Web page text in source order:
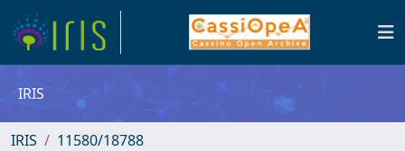
IRIS
IRIS 11580/18788